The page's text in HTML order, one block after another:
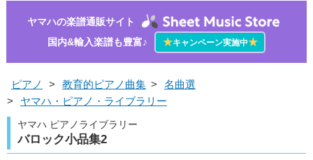
ヤマハの楽譜通販サイト
国内&輸入楽譜も豊富♪
★キャンペーン実施中★
ピアノ > 教育的ピアノ曲集 >
名曲選
>
ヤマハ・ピアノ・ライブラリー
ヤマハ ピアノライブラリー
バロック小品集2